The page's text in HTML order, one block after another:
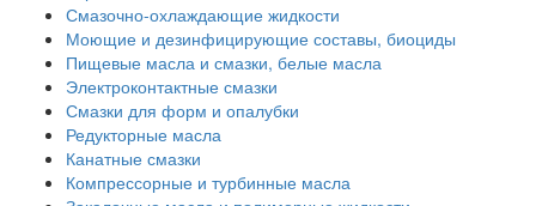
Смазочно-охлаждающие жидкости
Моющие и дезинфицирующие составы, биоциды
Пищевые масла и смазки, белые масла
Электроконтактные смазки
Смазки для форм и опалубки
Редукторные масла
Канатные смазки
Компрессорные и турбинные масла